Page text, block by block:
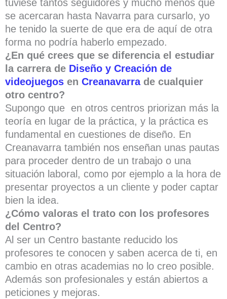
tuviese tantos seguidores y mucho menos que
se acercaran hasta Navarra para cursarlo, yo
he tenido la suerte de que era de aquí de otra
forma no podría haberlo empezado.
¿En qué crees que se diferencia el estudiar
la carrera de Diseño y Creación de
videojuegos en Creanavarrade cualquier
otro centro?
Supongo que en otros centros priorizan más la
teoría en lugar de la práctica, y la práctica es
fundamental en cuestiones de diseño. En
Creanavarra también nos enseñan unas pautas
para proceder dentro de un trabajo o una
situación laboral, como por ejemplo a la hora de
presentar proyectos a un cliente y poder captar
bien la idea.
¿Cómo valoras el trato con los profesores
del Centro?
Al ser un Centro bastante reducido los
profesores te conocen y saben acerca de ti, en
cambio en otras academias no lo creo posible.
Además son profesionales y están abiertos a
peticiones y mejoras.